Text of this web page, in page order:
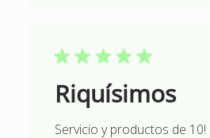
Riquísimos
Servicio y productos de 10!